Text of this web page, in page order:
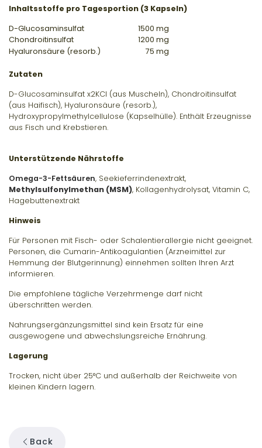
Inhaltsstoffe pro Tagesportion (3 Kapseln)
D-Glucosaminsulfat
1500 mg
Chondroitinsulfat
1200 mg
Hyaluronsäure (resorb.)
75 mg
Zutaten
D-Glucosaminsulfat x2KCl (aus Muscheln), Chondroitinsulfat
(aus Haifisch), Hyaluronsäure (resorb.),
Hydroxypropylmethylcellulose (Kapselhülle). Enthält Erzeugnisse
aus Fisch und Krebstieren.
Unterstützende Nährstoffe
Omega-3-Fettsäuren, Seekieferrindenextrakt,
Methylsulfonylmethan (MSM), Kollagenhydrolysat, Vitamin C,
Hagebuttenextrakt
Hinweis
Für Personen mit Fisch- oder Schalentierallergie nicht geeignet.
Personen, die Cumarin-Antikoagulantien (Arzneimittel zur
Hemmung der Blutgerinnung) einnehmen sollten Ihren Arzt
informieren.
Die empfohlene tägliche Verzehrmenge darf nicht
überschritten werden.
Nahrungsergänzungsmittel sind kein Ersatz für eine
ausgewogene und abwechslungsreiche Ernährung.
Lagerung
Trocken, nicht über 25°C und außerhalb der Reichweite von
kleinen Kindern lagern.
Back